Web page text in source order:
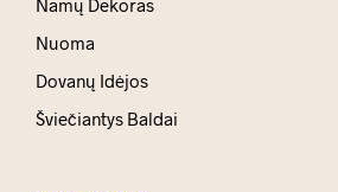
Namų Dekoras
Nuoma
Dovanų Idėjos
Šviečiantys Baldai